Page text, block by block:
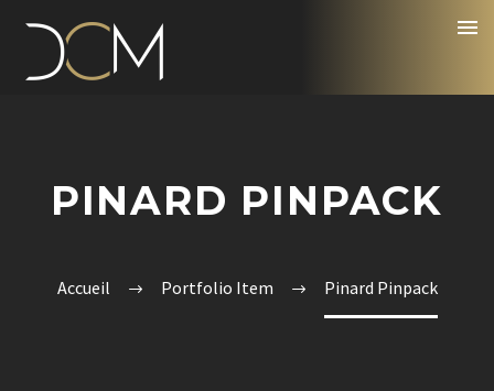
PINARD PINPACK
Accueil Portfolio Item Pinard Pinpack